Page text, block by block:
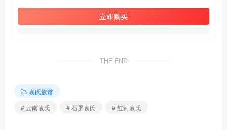
立即购买
THE END
袁氏族谱
# 云南袁氏
# 石屏袁氏 # 红河袁氏